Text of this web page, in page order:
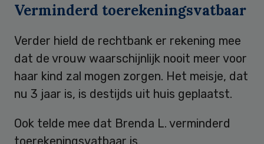
Verminderd toerekeningsvatbaar
Verder hield de rechtbank er rekening mee
dat de vrouw waarschijnlijk nooit meer voor
haar kind zal mogen zorgen. Het meisje, dat
nu 3 jaar is, is destijds uit huis geplaatst.
Ook telde mee dat Brenda L. verminderd
toerekeningsvatbaar is.